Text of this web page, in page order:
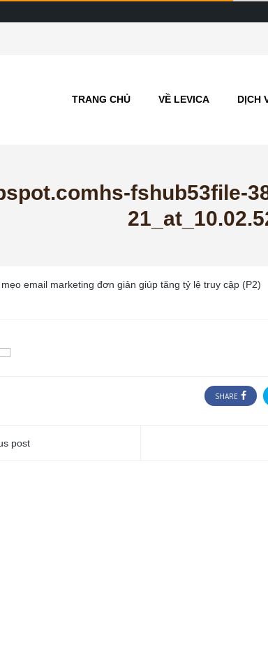
TRANG CHỦ VỀ LEVICA DỊCH
fshub53file-
mẹo email marketing đơn giản giúp tăng tỷ lệ truy cập (P2)
SHARE
post